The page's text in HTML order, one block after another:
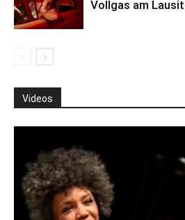
Vollgas am
Videos